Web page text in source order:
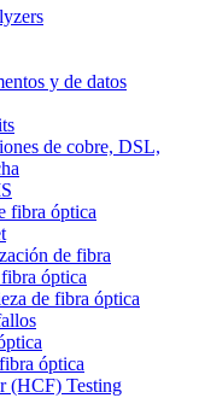
y de datos
de cobre, DSL,
fibra óptica
de fibra
óptica
de fibra óptica
óptica
(HCF) Testing